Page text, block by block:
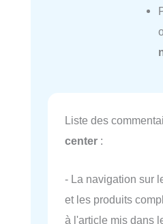
Liste des
center :
- La navigation sur
et les produits
à l'article mis dans